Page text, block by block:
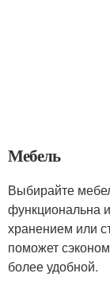
Мебель
Выбирайте
функциональна
хранением или
поможет
более удобной.